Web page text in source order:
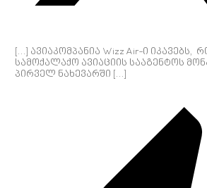
[…] ავიაკომპანია Wizz Air-ი იკავებს,
სამოქალაქო ავიაციის სააგენტოს
პირველ ნახევარში […]